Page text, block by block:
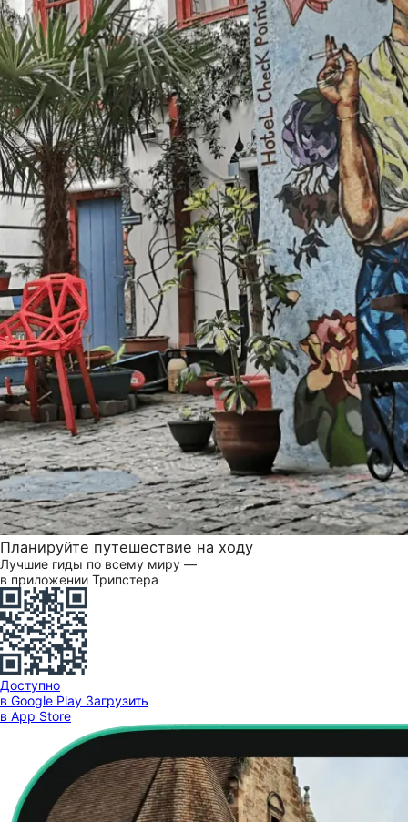
Планируйте путешествие на ходу
Лучшие гиды по всему миру —
в приложении Трипстера
Доступно
в Google Play Загрузить
в App Store